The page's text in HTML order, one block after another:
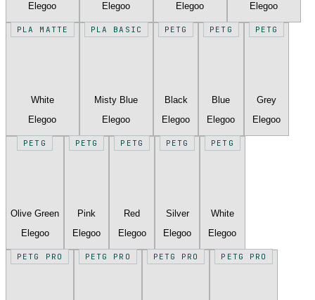
Elegoo
Elegoo
Elegoo
Elegoo
PLA MATTE
White
Elegoo
PLA BASIC
Misty Blue
Elegoo
PETG
Black
Elegoo
PETG
Blue
Elegoo
PETG
Grey
Elegoo
PETG
Olive Green
Elegoo
PETG
Pink
Elegoo
PETG
Red
Elegoo
PETG
Silver
Elegoo
PETG
White
Elegoo
PETG PRO PETG PRO PETG PRO PETG PRO